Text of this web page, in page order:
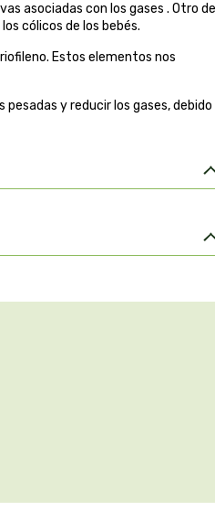
asociadas con los gases . Otro de
cólicos de los bebés.
Estos elementos nos
y reducir los gases, debido